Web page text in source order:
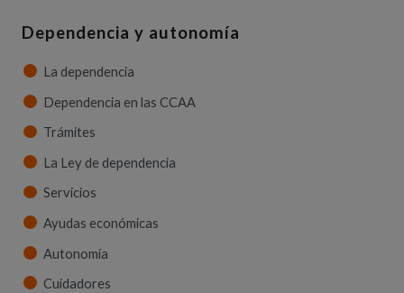
Dependencia y autonomía
La dependencia
Dependencia en las CCAA
Trámites
La Ley de dependencia
Servicios
Ayudas económicas
Autonomía
Cuidadores